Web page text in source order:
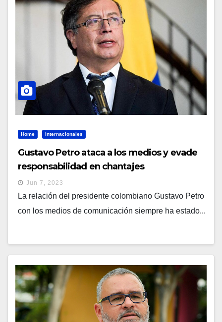
Home Internacionales
Gustavo Petro ataca a los medios y evade
responsabilidad en chantajes
Jun 7, 2023
La relación del presidente colombiano Gustavo Petro
con los medios de comunicación siempre ha estado...